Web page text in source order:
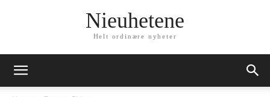
Nieuhetene
Helt ordinære nyheter